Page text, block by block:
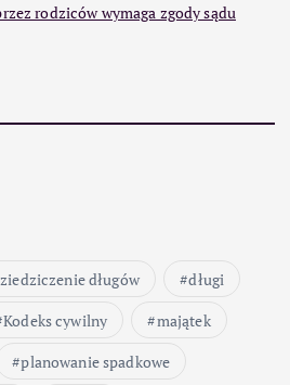
rodziców wymaga zgody sądu
długów
długi
Kodeks cywilny
majątek
planowanie spadkowe